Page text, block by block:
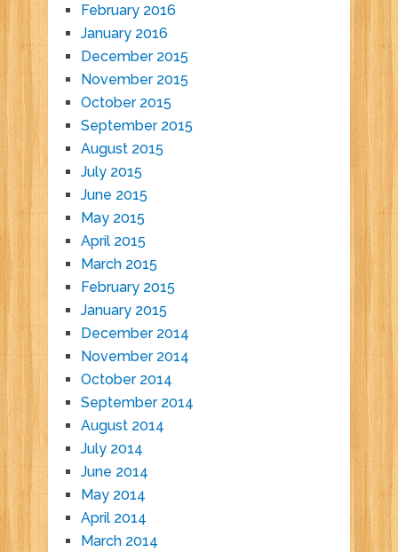
February 2016
January 2016
December 2015
November 2015
October 2015
September 2015
August 2015
July 2015
June 2015
May 2015
April 2015
March 2015
February 2015
January 2015
December 2014
November 2014
October 2014
September 2014
August 2014
July 2014
June 2014
May 2014
April 2014
March 2014